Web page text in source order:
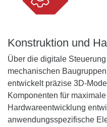
Konstruktion und
Über die digitale
mechanischen
entwickelt präzise 3D-
Komponenten für
Hardwareentwicklung
anwendungsspezifische